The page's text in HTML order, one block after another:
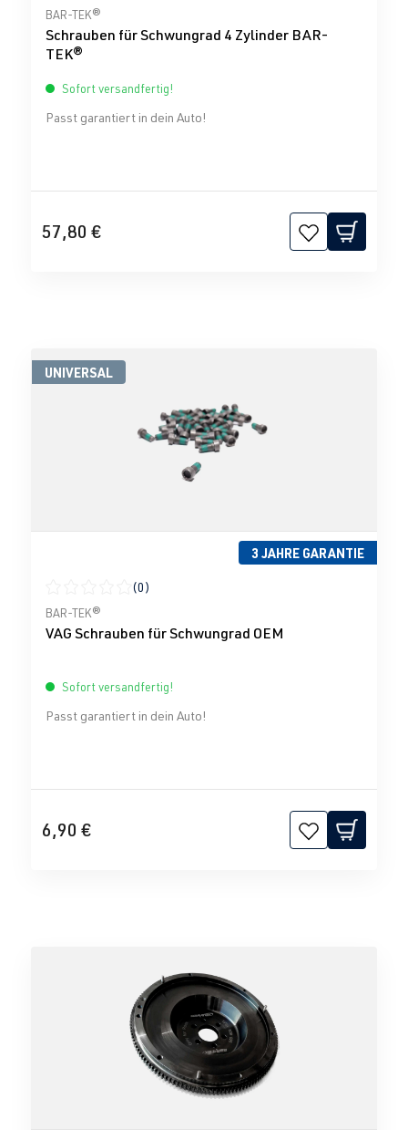
Durchschnittliche Bewertung von 0 von 5 Sternen
BAR-TEK®
Schrauben für Schwungrad 4 Zylinder BAR-
TEK®
Sofort versandfertig!
Passt garantiert in dein Auto!
57,80 €
UNIVERSAL
3 JAHRE GARANTIE
Durchschnittliche Bewertung von 0 von 5 Sternen
(0)
BAR-TEK®
VAG Schrauben für Schwungrad OEM
Sofort versandfertig!
Passt garantiert in dein Auto!
6,90 €